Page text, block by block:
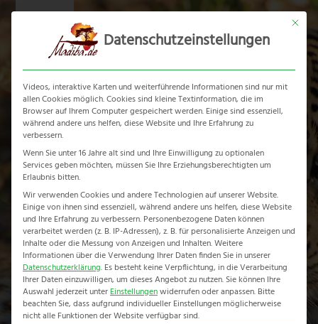
Skip
Rainbow Route
Home-Rainbow Route
Mit
Datenschutzeinstellungen
Videos, interaktive Karten und weiterführende Informationen sind nur mit
allen Cookies möglich. Cookies sind kleine Textinformation, die im
Browser auf Ihrem Computer gespeichert werden. Einige sind essenziell,
während andere uns helfen, diese Website und Ihre Erfahrung zu
verbessern.
Wenn Sie unter 16 Jahre alt sind und Ihre Einwilligung zu optionalen
Services geben möchten, müssen Sie Ihre Erziehungsberechtigten um
Erlaubnis bitten.
Wir verwenden Cookies und andere Technologien auf unserer Website.
Einige von ihnen sind essenziell, während andere uns helfen, diese Website
und Ihre Erfahrung zu verbessern. Personenbezogene Daten können
verarbeitet werden (z. B. IP-Adressen), z. B. für personalisierte Anzeigen und
Inhalte oder die Messung von Anzeigen und Inhalten.Weitere
Informationen über die Verwendung Ihrer Daten finden Sie in unserer
Datenschutzerklärung. Es besteht keine Verpflichtung, in die Verarbeitung
Ihrer Daten einzuwilligen, um dieses Angebot zu nutzen. Sie können Ihre
Auswahl jederzeit unterEinstellungenwiderrufen oder anpassen. Bitte
beachten Sie, dass aufgrund individueller Einstellungen möglicherweise
nicht alle Funktionen der Website verfügbar sind.